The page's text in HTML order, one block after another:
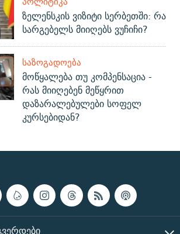
ზელენსკის ვიზიტი სერბეთში: რა
სარგებელს მიიღებს ვუჩიჩი?
ᲡᲐᲖᲝᲒᲐᲓᲝᲔᲑᲐ
მოწყალება თუ კომპენსაცია -
რას მიიღებენ მეწყრით
დაზარალებულები სოფელ
კურსებიდან?